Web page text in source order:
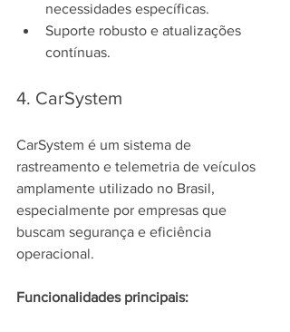
necessidades específicas.
Suporte robusto e atualizações
contínuas.
4. CarSystem
CarSystem é um sistema de
rastreamento e telemetria de veículos
amplamente utilizado no Brasil,
especialmente por empresas que
buscam segurança e eficiência
operacional.
Funcionalidades principais: